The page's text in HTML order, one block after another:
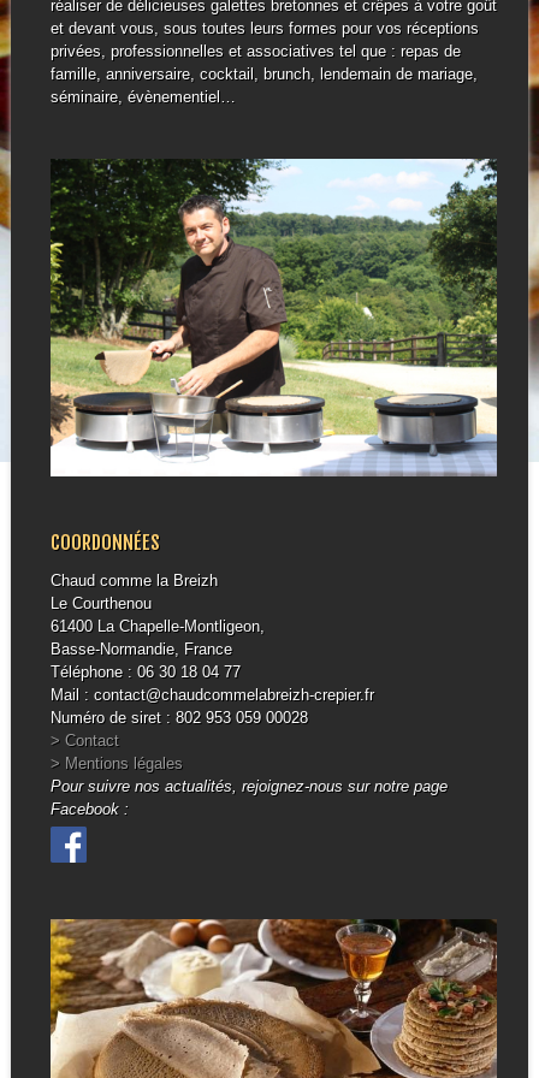
réaliser de délicieuses galettes bretonnes et crêpes à votre goût
et devant vous, sous toutes leurs formes pour vos réceptions
privées, professionnelles et associatives tel que : repas de
famille, anniversaire, cocktail, brunch, lendemain de mariage,
séminaire, évènementiel…
COORDONNÉES
Chaud comme la Breizh
Le Courthenou
61400 La Chapelle-Montligeon,
Basse-Normandie, France
Téléphone : 06 30 18 04 77
Mail : contact@chaudcommelabreizh-crepier.fr
Numéro de siret : 802 953 059 00028
> Contact
> Mentions légales
Pour suivre nos actualités, rejoignez-nous sur notre page
Facebook :